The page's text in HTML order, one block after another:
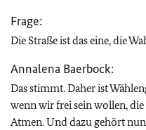
Frage:
Die Straße ist das eine, die
Annalena Baerbock:
Das stimmt. Daher ist
wenn wir frei sein wollen,
Atmen. Und dazu gehört